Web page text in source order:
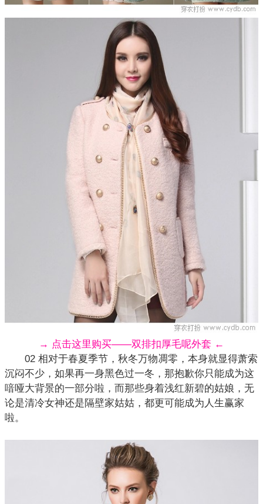
→ 点击这里购买——双排扣厚毛呢外套 ←
02 相对于春夏季节，秋冬万物凋零，本身就显得萧索
沉闷不少，如果再一身黑色过一冬，那抱歉你只能成为这
喑哑大背景的一部分啦，而那些身着浅红新碧的姑娘，无
论是清冷女神还是隔壁家姑姑，都更可能成为人生赢家
啦。